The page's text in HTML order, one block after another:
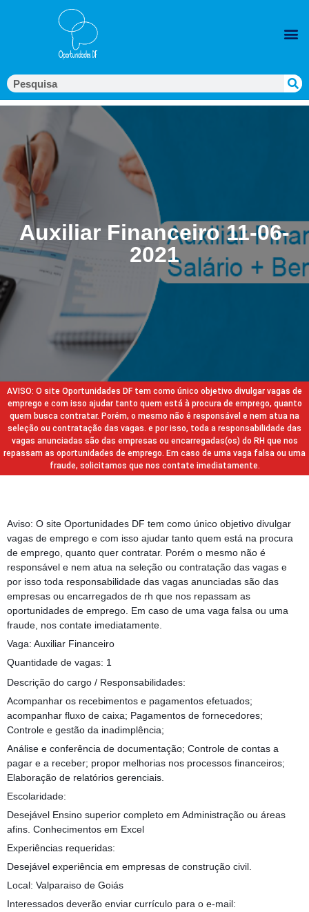
Auxiliar Financeiro 11-06-
2021
AVISO: O site Oportunidades DF tem como único objetivo divulgar vagas de
emprego e com isso ajudar tanto quem está à procura de emprego, quanto
quem busca contratar. Porém, o mesmo não é responsável e nem atua na
seleção ou contratação das vagas. e por isso, toda a responsabilidade das
vagas anunciadas são das empresas ou encarregadas(os) do RH que nos
repassam as oportunidades de emprego. Em caso de uma vaga falsa ou uma
fraude, solicitamos que nos contate imediatamente.
Aviso: O site Oportunidades DF tem como único objetivo divulgar
vagas de emprego e com isso ajudar tanto quem está na procura
de emprego, quanto quer contratar. Porém o mesmo não é
responsável e nem atua na seleção ou contratação das vagas e
por isso toda responsabilidade das vagas anunciadas são das
empresas ou encarregados de rh que nos repassam as
oportunidades de emprego. Em caso de uma vaga falsa ou uma
fraude, nos contate imediatamente.
Vaga: Auxiliar Financeiro
Quantidade de vagas: 1
Descrição do cargo / Responsabilidades:
Acompanhar os recebimentos e pagamentos efetuados;
acompanhar fluxo de caixa; Pagamentos de fornecedores;
Controle e gestão da inadimplência;
Análise e conferência de documentação; Controle de contas a
pagar e a receber; propor melhorias nos processos financeiros;
Elaboração de relatórios gerenciais.
Escolaridade:
Desejável Ensino superior completo em Administração ou áreas
afins. Conhecimentos em Excel
Experiências requeridas:
Desejável experiência em empresas de construção civil.
Local: Valparaiso de Goiás
Interessados deverão enviar currículo para o e-mail: